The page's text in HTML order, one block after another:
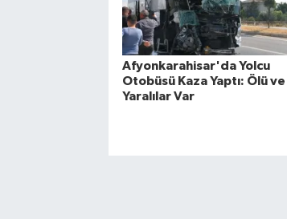
Afyonkarahisar'da Yolcu
Otobüsü Kaza Yaptı: Ölü ve
Yaralılar Var